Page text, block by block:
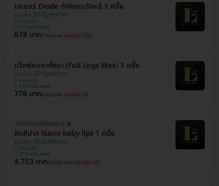
เลเซอร์ Diode กำจัดขนรักแร้ 1 ครั้ง
Lucky 3D Eyebrow
คลองเตย
BTS พร้อมพงษ์
678 บาท799 บาท ประหยัด 15%
แว็กซ์ขนขาทั้งขา (Full Legs Wax) 1 ครั้ง
Lucky 3D Eyebrow
คลองเตย
BTS พร้อมพงษ์
776 บาท800 บาท ประหยัด 3%
ดีลฮิตย่านพร้อมพงษ์ 🔥
ฝังสีปาก Nano baby lips 1 ครั้ง
Lucky 3D Eyebrow
คลองเตย
BTS พร้อมพงษ์
4,753 บาท4,900 บาท ประหยัด 3%